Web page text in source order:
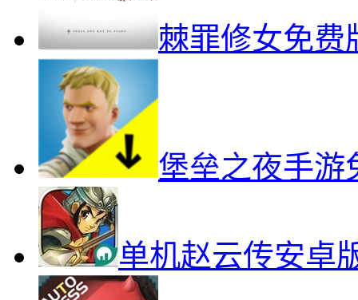
棘罪修女免费
堡垒之夜手游
单机赵云传安卓